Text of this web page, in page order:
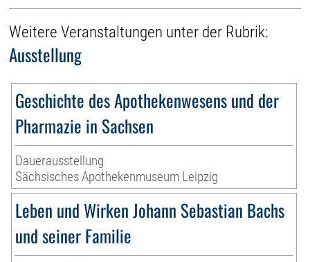
Weitere Veranstaltungen unter der Rubrik:
Ausstellung
Geschichte des Apothekenwesens und der
Pharmazie in Sachsen
Dauerausstellung
Sächsisches Apothekenmuseum Leipzig
Leben und Wirken Johann Sebastian Bachs
und seiner Familie